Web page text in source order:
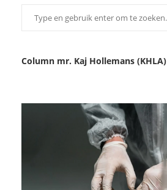
Column mr. Kaj Hollemans (KHLA)